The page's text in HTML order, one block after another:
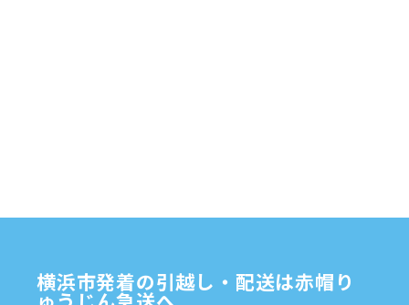
2024年9月(2)
2024年7月
(8)
横浜市発着の引越し・配送は赤帽り